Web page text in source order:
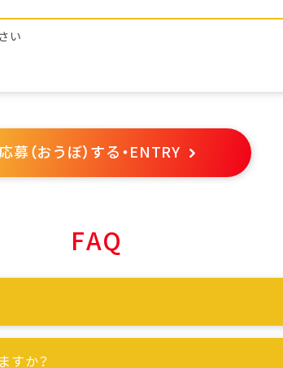
い
応募（おうぼ）する・ENTRY
FAQ
すか？